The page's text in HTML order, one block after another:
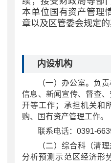
本单位国有资产管理
章以及区管委会规定的
内设机构
（一）办公室。负
信息、新闻宣传、督查
开等工作；承担机关和
购、国有资产管理工作。
联系电话：0391-
（二）综合科（清
分析预测示范区经济形